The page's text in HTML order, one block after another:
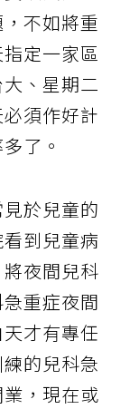
不如將重
定一家區
、星期二
須作好計
了。
於兒童的
到兒童病
夜間兒科
重症夜間
才有專任
的兒科急
，現在或